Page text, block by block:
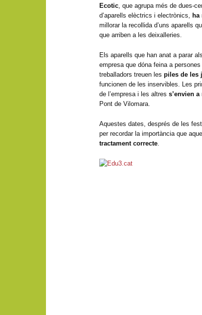
Ecotic , que agrupa més de dues-
d’aparells elèctrics i electrònics, ha
millorar la recollida d’uns aparells
que arriben a les deixalleries.
Els aparells que han anat a parar
empresa que dóna feina a
treballadors treuen lespiles de les
funcionen de les inservibles. Les
de l’empresa i les altress’envien
Pont de Vilomara.
Aquestes dates, després de les
per recordar la importància que
tractament correcte